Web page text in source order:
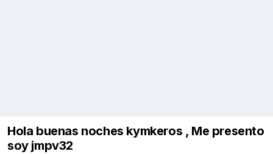
Hola buenas noches kymkeros , Me presento
soy jmpv32